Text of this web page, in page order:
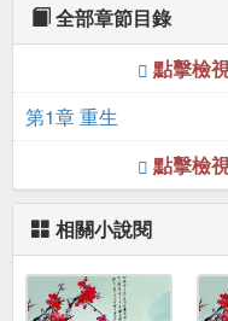
全部章節目錄
點擊檢
第1章 重生
點擊檢
相關小說閱